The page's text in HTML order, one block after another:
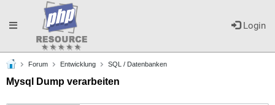
Login
Toggle
navigation
Forum Entwicklung SQL / Datenbanken
Mysql Dump verarbeiten